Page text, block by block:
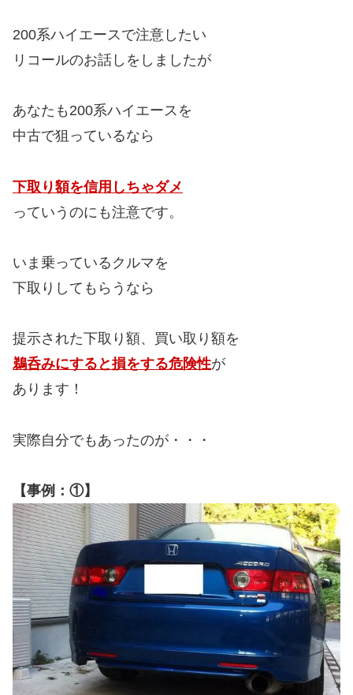
200系ハイエースで注意したい
リコールのお話しをしましたが
あなたも200系ハイエースを
中古で狙っているなら
下取り額を信用しちゃダメ
っていうのにも注意です。
いま乗っているクルマを
下取りしてもらうなら
提示された下取り額、買い取り額を
鵜呑みにすると損をする危険性が
あります！
実際自分でもあったのが・・・
【事例：①】